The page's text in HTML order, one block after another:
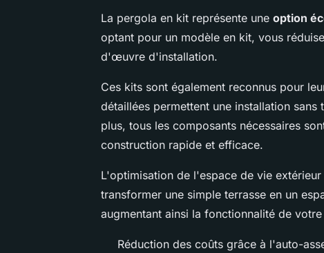
La pergola en kit représente une option
optant pour un modèle en kit, vous
d'œuvre d'installation.
Ces kits sont également reconnus pour
détaillées permettent une installation
plus, tous les composants nécessaires
construction rapide et efficace.
L'optimisation de l'espace de vie
transformer une simple terrasse en un
augmentant ainsi la fonctionnalité de
Réduction des coûts grâce à l'auto-